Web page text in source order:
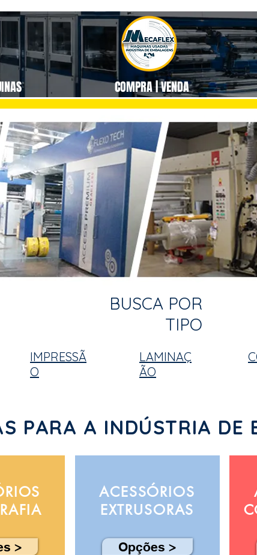
COMPRA | VENDA
BUSCA POR
TIPO
IMPRESSÃ
O
LAMINAÇ
ÃO
PARA A INDÚSTRIA DE
>
ACESSÓRIOS
EXTRUSORAS
Opções >